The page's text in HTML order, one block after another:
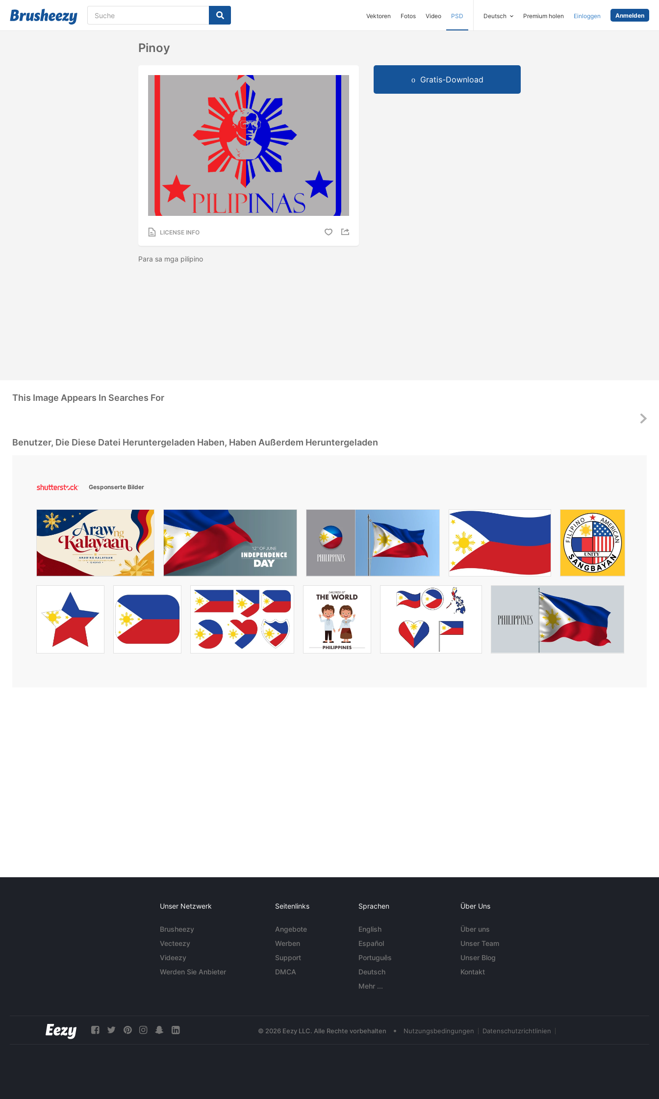
Vektoren Fotos Video PSD Deutsch Premium holen Einloggen Anmelden
Pinoy
LICENSE INFO
Para sa mga pilipino
Gratis-Download
This Image Appears In Searches For
Benutzer, Die Diese Datei Heruntergeladen Haben, Haben Außerdem Heruntergeladen
Gesponserte Bilder
Unser Netzwerk
Brusheezy
Vecteezy
Videezy
Werden Sie Anbieter
Seitenlinks
Angebote
Werben
Support
DMCA
Sprachen
English
Español
Português
Deutsch
Mehr ...
Über Uns
Über uns
Unser Team
Unser Blog
Kontakt
© 2026 Eezy LLC. Alle Rechte vorbehalten • Nutzungsbedingungen Datenschutzrichtlinien